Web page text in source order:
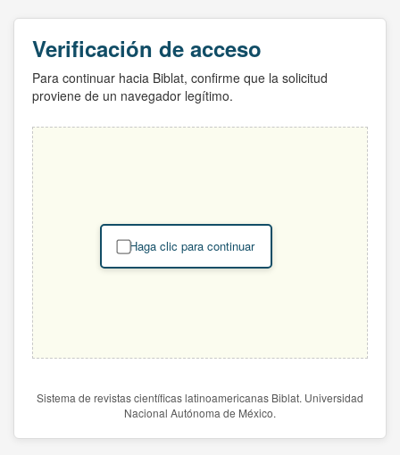
Verificación de acceso
Para continuar hacia Biblat, confirme que la solicitud
proviene de un navegador legítimo.
Haga clic para continuar
Sistema de revistas científicas latinoamericanas Biblat. Universidad
Nacional Autónoma de México.